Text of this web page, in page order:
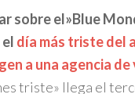
sobre el»Blue
día más triste del
a una agencia de
triste» llega el